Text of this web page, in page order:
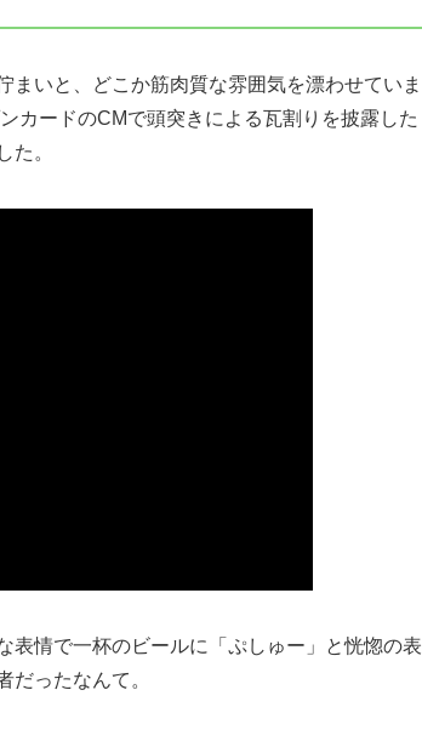
いと、どこか筋肉質な雰囲気を漂わせていま
カードのCMで頭突きによる瓦割りを披露した
た。
表情で一杯のビールに「ぷしゅー」と恍惚の表
だったなんて。